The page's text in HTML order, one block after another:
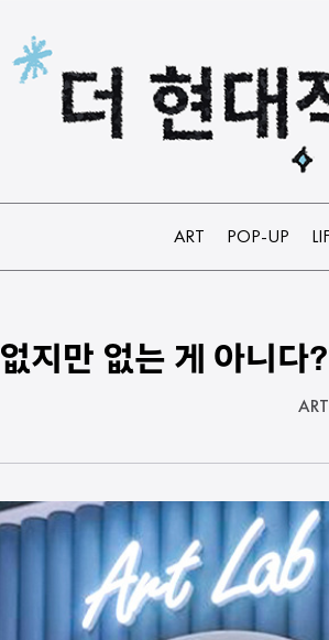
ART POP-UP
없지만 없는 게 아니다
ART